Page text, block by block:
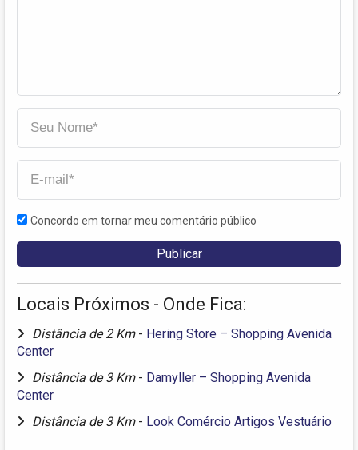
Concordo em tornar meu comentário público
Locais Próximos - Onde Fica:
Distância de 2 Km - Hering Store – Shopping Avenida
Center
Distância de 3 Km - Damyller – Shopping Avenida
Center
Distância de 3 Km - Look Comércio Artigos Vestuário